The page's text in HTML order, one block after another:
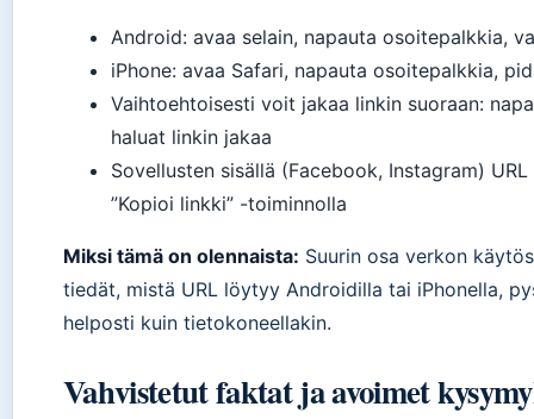
Android: avaa selain, napauta osoitepalkkia,
iPhone: avaa Safari, napauta osoitepalkkia,
Vaihtoehtoisesti voit jakaa linkin suoraan:
haluat linkin jakaa
Sovellusten sisällä (Facebook, Instagram)
”Kopioi linkki” -toiminnolla
Miksi tämä on olennaista: Suurin osa verkon
tiedät, mistä URL löytyy Androidilla tai iPhonella,
helposti kuin tietokoneellakin.
Vahvistetut faktat ja avoimet